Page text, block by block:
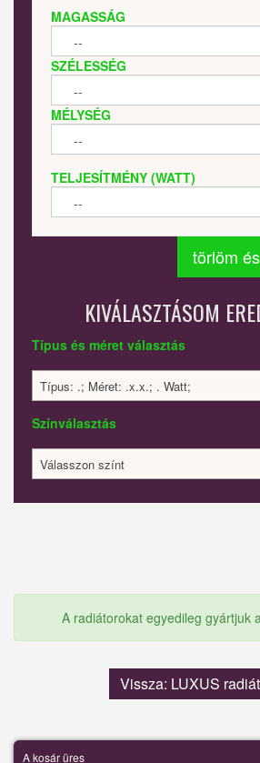
MAGASSÁG
SZÉLESSÉG
MÉLYSÉG
TELJESÍTMÉNY (WATT)
törlöm
KIVÁLASZTÁSOM
Típus és méret választás
Típus: .; Méret: .x.x.; . Watt;
Színválasztás
Válasszon színt
A radiátorokat egyedileg gyártjuk
Vissza: LUXUS
A kosár üres